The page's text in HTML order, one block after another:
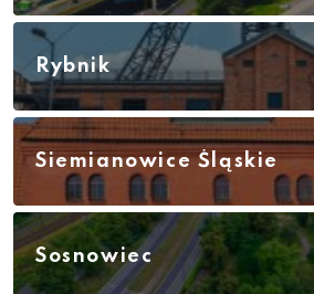
Rybnik
Siemianowice Śląskie
Sosnowiec